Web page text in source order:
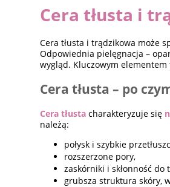
Cera tłusta i
Cera tłusta i trądzikowa może
Odpowiednia pielęgnacja –
wygląd. Kluczowym
Cera tłusta – po
Cera tłusta charakteryzuje się
należą:
połysk i szybkie
rozszerzone pory,
zaskórniki i skłonność do
grubsza struktura skóry,